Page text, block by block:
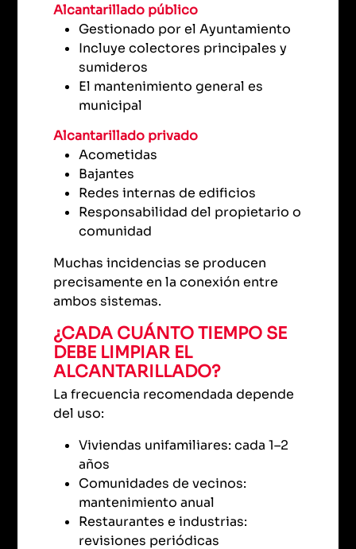
Alcantarillado público
Gestionado por el Ayuntamiento
Incluye colectores principales y
sumideros
El mantenimiento general es
municipal
Alcantarillado privado
Acometidas
Bajantes
Redes internas de edificios
Responsabilidad del propietario o
comunidad
Muchas incidencias se producen
precisamente en la conexión entre
ambos sistemas.
¿CADA CUÁNTO TIEMPO SE
DEBE LIMPIAR EL
ALCANTARILLADO?
La frecuencia recomendada depende
del uso:
Viviendas unifamiliares: cada 1–2
años
Comunidades de vecinos:
mantenimiento anual
Restaurantes e industrias:
revisiones periódicas